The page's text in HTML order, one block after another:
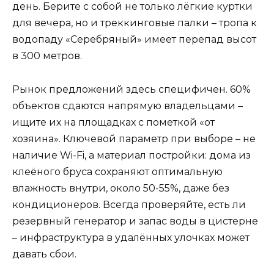
день. Берите с собой не только лёгкие куртки
для вечера, но и треккинговые палки – тропа к
водопаду «Серебряный» имеет перепад высот
в 300 метров.
Рынок предложений здесь специфичен. 60%
объектов сдаются напрямую владельцами –
ищите их на площадках с пометкой «от
хозяина». Ключевой параметр при выборе – не
наличие Wi-Fi, а материал постройки: дома из
клеёного бруса сохраняют оптимальную
влажность внутри, около 50-55%, даже без
кондиционеров. Всегда проверяйте, есть ли
резервный генератор и запас воды в цистерне
– инфраструктура в удалённых улочках может
давать сбои.